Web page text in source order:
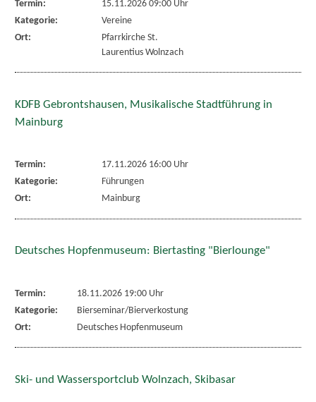
Termin:
15.11.2026 09:00 Uhr
Kategorie:
Vereine
Ort:
Pfarrkirche St.
Laurentius Wolnzach
KDFB Gebrontshausen, Musikalische Stadtführung in
Mainburg
Termin:
17.11.2026 16:00 Uhr
Kategorie:
Führungen
Ort:
Mainburg
Deutsches Hopfenmuseum: Biertasting "Bierlounge"
Termin:
18.11.2026 19:00 Uhr
Kategorie:
Bierseminar/Bierverkostung
Ort:
Deutsches Hopfenmuseum
Ski- und Wassersportclub Wolnzach, Skibasar